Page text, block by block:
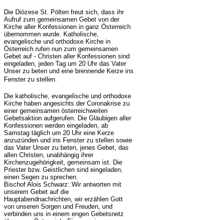
Die Diözese St. Pölten freut sich, dass ihr
Aufruf zum gemeinsamen Gebet von der
Kirche aller Konfessionen in ganz Österreich
übernommen wurde. Katholische,
evangelische und orthodoxe Kirche in
Österreich rufen nun zum gemeinsamen
Gebet auf - Christen aller Konfessionen sind
eingeladen, jeden Tag um 20 Uhr das Vater
Unser zu beten und eine brennende Kerze ins
Fenster zu stellen.
Die katholische, evangelische und orthodoxe
Kirche haben angesichts der Coronakrise zu
einer gemeinsamen österreichweiten
Gebetsaktion aufgerufen. Die Gläubigen aller
Konfessionen werden eingeladen, ab
Samstag täglich um 20 Uhr eine Kerze
anzuzünden und ins Fenster zu stellen sowie
das Vater Unser zu beten, jenes Gebet, das
allen Christen, unabhängig ihrer
Kirchenzugehörigkeit, gemeinsam ist. Die
Priester bzw. Geistlichen sind eingeladen,
einen Segen zu sprechen.
Bischof Alois Schwarz: Wir antworten mit
unserem Gebet auf die
Hauptabendnachrichten, wir erzählen Gott
von unseren Sorgen und Freuden, und
verbinden uns in einem engen Gebetsnetz